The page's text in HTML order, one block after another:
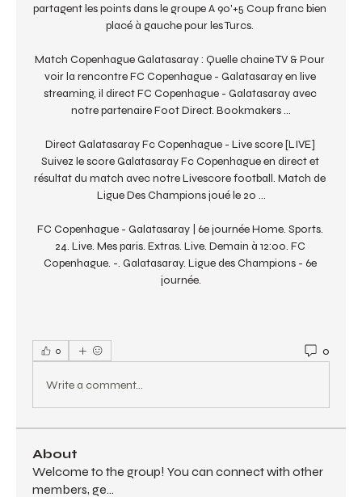
partagent les points dans le groupe A 90'+5 Coup franc bien
placé à gauche pour les Turcs.
Match Copenhague Galatasaray : Quelle chaine TV & Pour
voir la rencontre FC Copenhague - Galatasaray en live
streaming, il direct FC Copenhague - Galatasaray avec
notre partenaire Foot Direct. Bookmakers ...
Direct Galatasaray Fc Copenhague - Live score [LIVE]
Suivez le score Galatasaray Fc Copenhague en direct et
résultat du match avec notre Livescore football. Match de
Ligue Des Champions joué le 20 ...
FC Copenhague - Galatasaray | 6e journée Home. Sports.
24. Live. Mes paris. Extras. Live. Demain à 12:00. FC
Copenhague. -. Galatasaray. Ligue des Champions - 6e
journée.
0 0
Write a comment...
About
Welcome to the group! You can connect with other
members, ge...